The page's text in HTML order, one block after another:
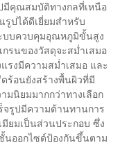
มีคุณสมบัติทางกลที่เหนือ
รูปได้ดีเยี่ยมสำหรับ
บบควบคุมอุณหภูมิขั้นสูง
กรนของวัสดุจะสม่ำเสมอ
รงมีความสม่ำเสมอ และ
ร้อนยังสร้างพื้นผิวที่มี
มนิยมมากกว่าทางเลือก
รูปมีความต้านทานการ
มียมเป็นส่วนประกอบ ซึ่ง
นออกไซด์ป้องกันขึ้นตาม